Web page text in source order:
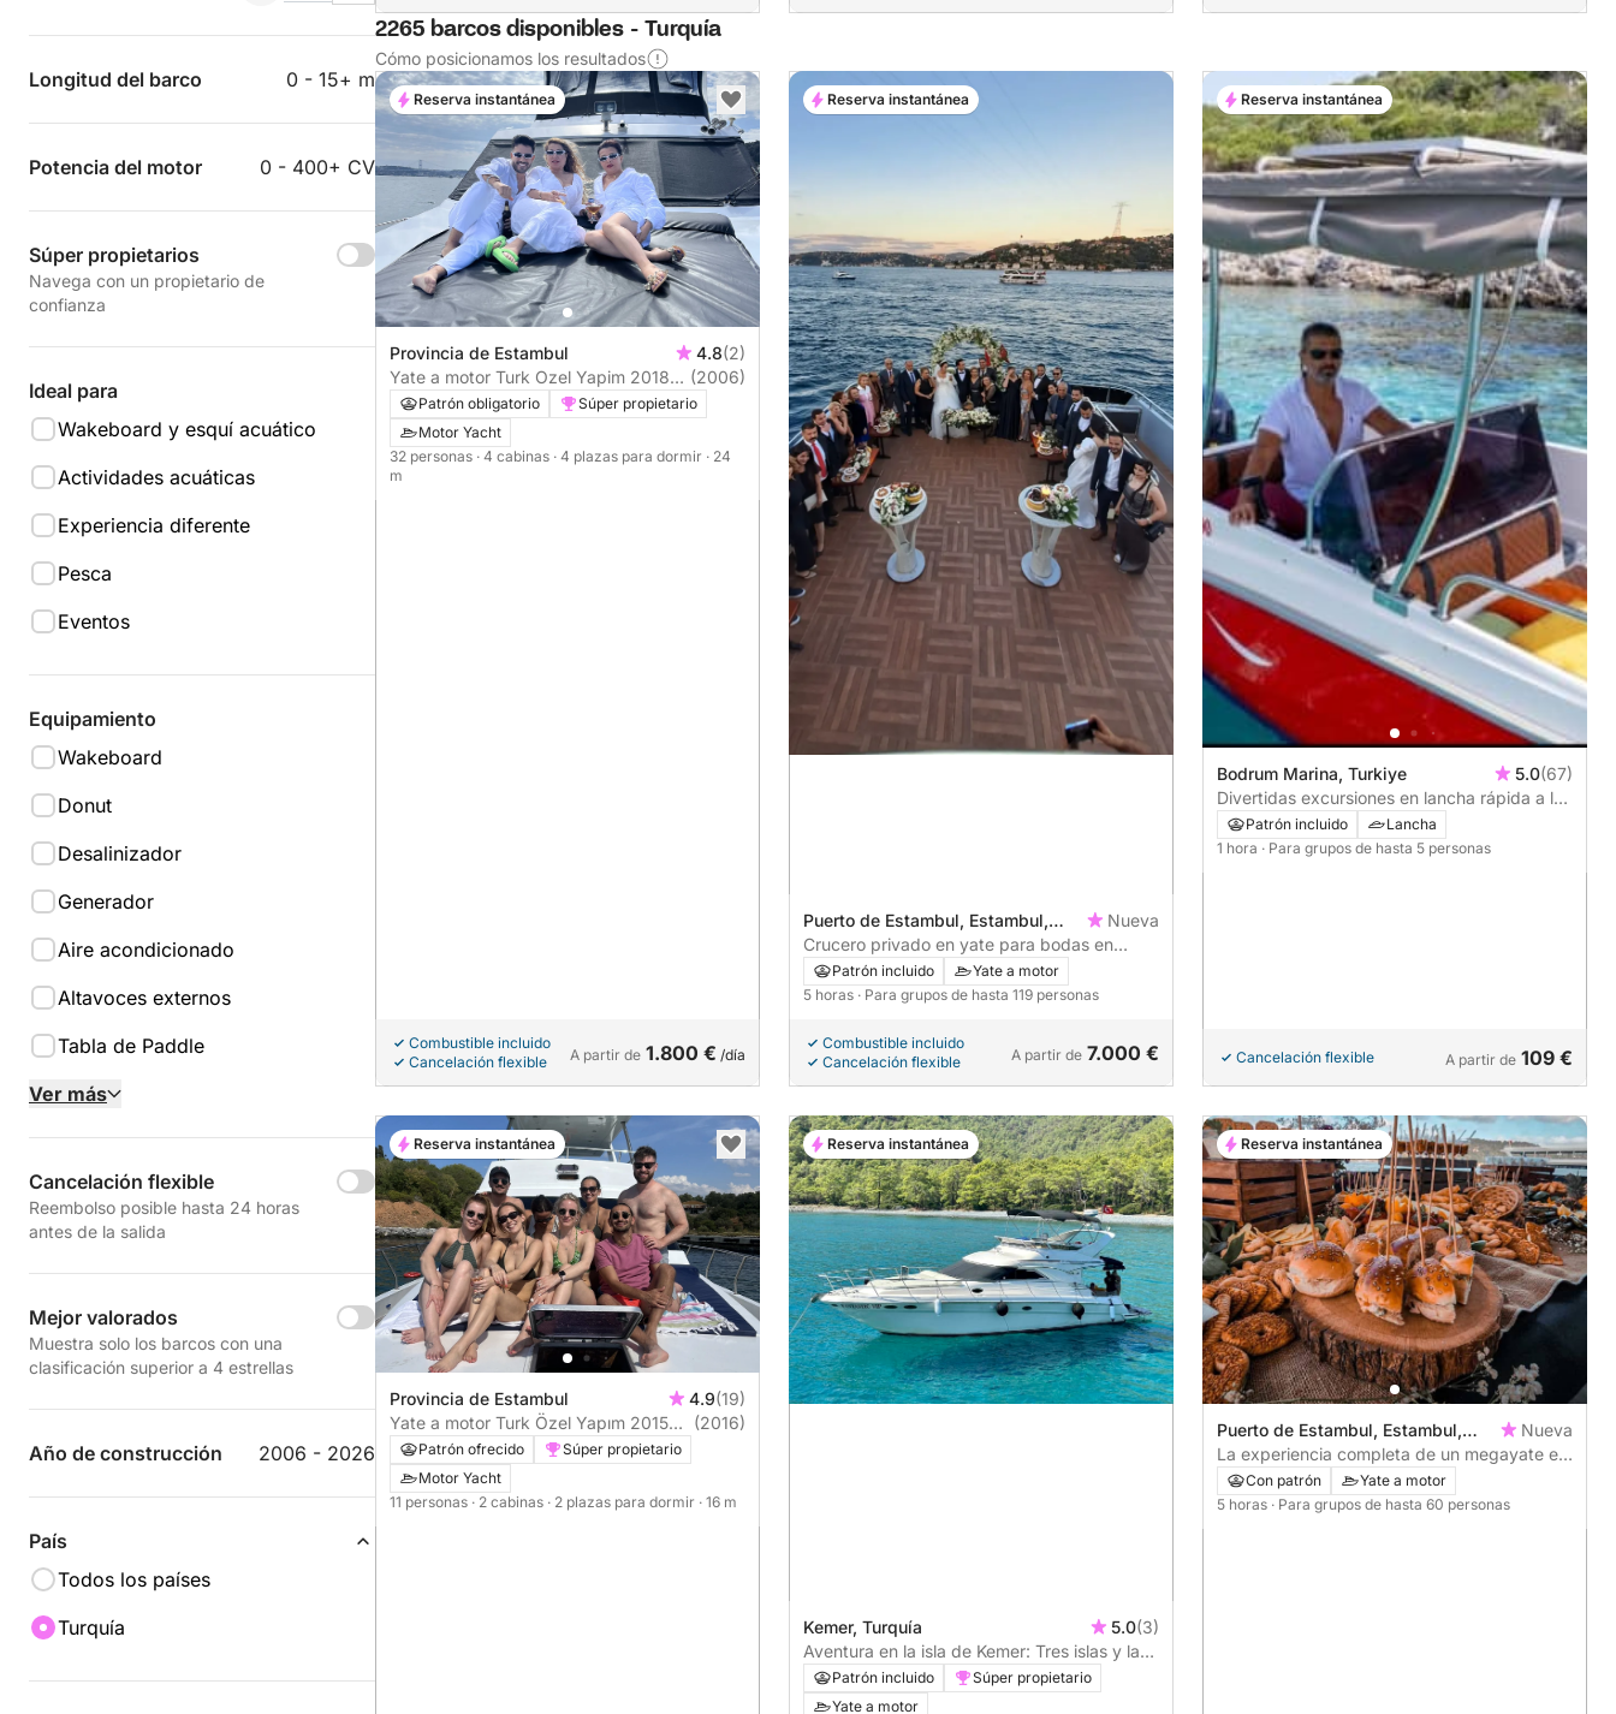
Longitud del barco 0 - 15+ m
Potencia del motor 0 - 400+ CV
Súper propietarios
Navega con un propietario de
confianza
Ideal para
Wakeboard y esquí acuático
Actividades acuáticas
Experiencia diferente
Pesca
Eventos
Equipamiento
Wakeboard
Donut
Desalinizador
Generador
Aire acondicionado
Altavoces externos
Tabla de Paddle
Ver más
Cancelación flexible
Reembolso posible hasta 24 horas
antes de la salida
Mejor valorados
Muestra solo los barcos con una
clasificación superior a 4 estrellas
Año de construcción 2006 - 2026
País
Todos los países
Turquía
2265 barcos disponibles - Turquía
Cómo posicionamos los resultados
Provincia de Estambul 4.8(2)
Yate a motor Turk Ozel Yapim 2018
1500CV
(2006)
Patrón obligatorio
Súper propietario
Motor Yacht
32 personas · 4 cabinas · 4 plazas para dormir · 24
m
Combustible incluido
Cancelación flexible
A partir de 1.800 € /día
Reserva instantánea
Puerto de Estambul, Estambul,
Turquía
Nueva
Crucero privado en yate para bodas en
Estambul
Patrón incluido
Yate a motor
5 horas · Para grupos de hasta 119 personas
Combustible incluido
Cancelación flexible
A partir de 7.000 €
Reserva instantánea
Bodrum Marina, Turkiye 5.0(67)
Divertidas excursiones en lancha rápida a las
bahías más populares de Bodrum.
Patrón incluido
Lancha
1 hora · Para grupos de hasta 5 personas
Cancelación flexible A partir de 109 €
Reserva instantánea
Provincia de Estambul 4.9(19)
Yate a motor Turk Özel Yapım 2015
800CV
(2016)
Patrón ofrecido
Súper propietario
Motor Yacht
11 personas · 2 cabinas · 2 plazas para dormir · 16 m
Reserva instantánea
Kemer, Turquía 5.0(3)
Aventura en la isla de Kemer: Tres islas y la
bahía de Cleopatra
Patrón incluido
Súper propietario
Yate a motor
Reserva instantánea
Puerto de Estambul, Estambul,
Turquía
Nueva
La experiencia completa de un megayate en
el Bósforo en Estambul
Con patrón
Yate a motor
5 horas · Para grupos de hasta 60 personas
Reserva instantánea